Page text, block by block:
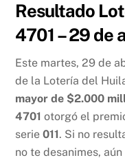
Resultado
4701 – 29 de
Este martes, 29 de
de la Lotería del
mayor de $2.000
4701 otorgó el
serie011. Si no
no te desanimes,